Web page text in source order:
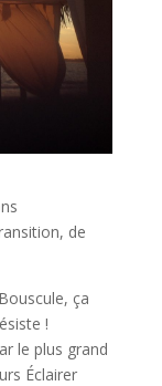
de
ça
!
le plus grand
Éclairer